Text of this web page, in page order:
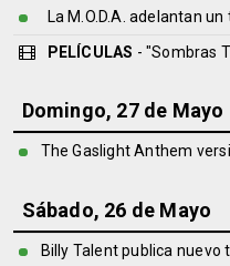
La M.O.D.A. adelantan
PELÍCULAS - "Sombras
Domingo, 27 de Mayo
The Gaslight Anthem
Sábado, 26 de Mayo
Billy Talent publica nuevo